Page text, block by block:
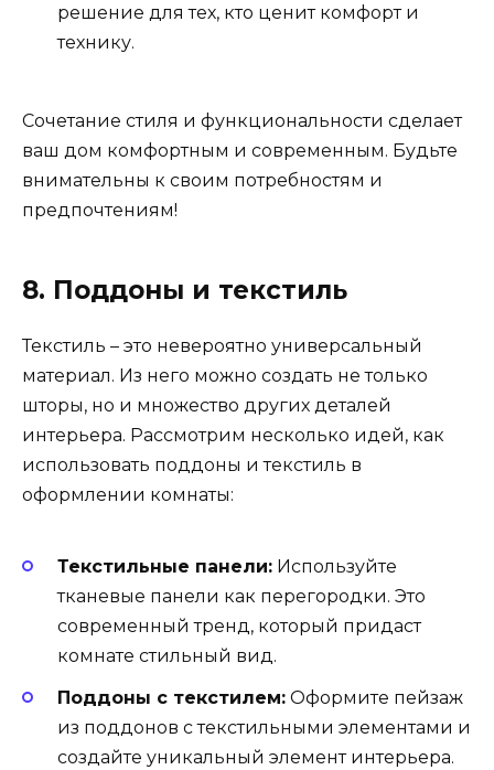
решение для тех, кто ценит комфорт и
технику.
Сочетание стиля и функциональности сделает
ваш дом комфортным и современным. Будьте
внимательны к своим потребностям и
предпочтениям!
8. Поддоны и текстиль
Текстиль – это невероятно универсальный
материал. Из него можно создать не только
шторы, но и множество других деталей
интерьера. Рассмотрим несколько идей, как
использовать поддоны и текстиль в
оформлении комнаты:
Текстильные панели: Используйте
тканевые панели как перегородки. Это
современный тренд, который придаст
комнате стильный вид.
Поддоны с текстилем: Оформите пейзаж
из поддонов с текстильными элементами и
создайте уникальный элемент интерьера.